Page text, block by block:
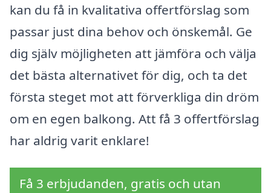
kan du få in kvalitativa offertförslag som
passar just dina behov och önskemål. Ge
dig själv möjligheten att jämföra och välja
det bästa alternativet för dig, och ta det
första steget mot att förverkliga din dröm
om en egen balkong. Att få 3 offertförslag
har aldrig varit enklare!
Få 3 erbjudanden, gratis och utan